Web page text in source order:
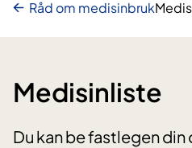
Råd om medisinbruk
Medisinliste
Du kan be fastlegen